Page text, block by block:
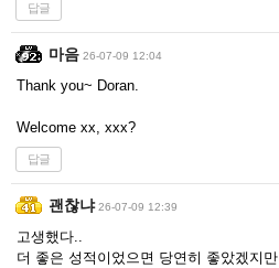
답글
마음 26-07-09 12:04
Thank you~ Doran.
Welcome xx, xxx?
답글
괜찮냐 26-07-09 12:39
고생했다..
더 좋은 성적이었으면 당연히 좋았겠지만